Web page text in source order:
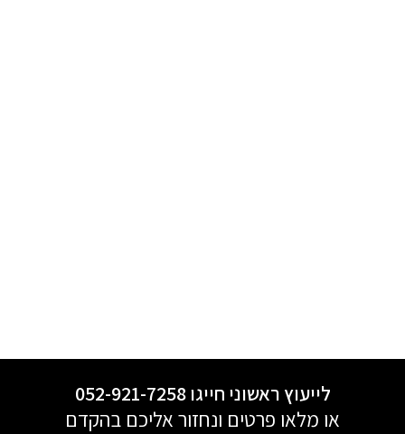
לייעוץ ראשוני חייגו 052-921-7258
או מלאו פרטים ונחזור אליכם בהקדם